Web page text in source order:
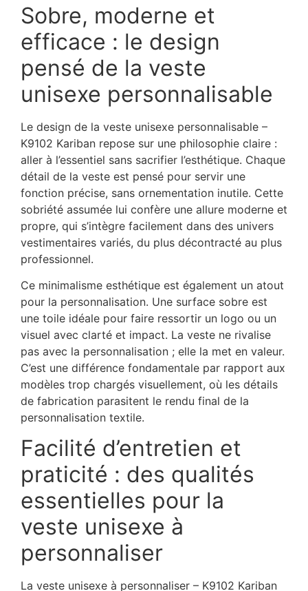
Sobre, moderne et
efficace : le design
pensé de la veste
unisexe personnalisable
Le design de la veste unisexe personnalisable –
K9102 Kariban repose sur une philosophie claire :
aller à l’essentiel sans sacrifier l’esthétique. Chaque
détail de la veste est pensé pour servir une
fonction précise, sans ornementation inutile. Cette
sobriété assumée lui confère une allure moderne et
propre, qui s’intègre facilement dans des univers
vestimentaires variés, du plus décontracté au plus
professionnel.
Ce minimalisme esthétique est également un atout
pour la personnalisation. Une surface sobre est
une toile idéale pour faire ressortir un logo ou un
visuel avec clarté et impact. La veste ne rivalise
pas avec la personnalisation ; elle la met en valeur.
C’est une différence fondamentale par rapport aux
modèles trop chargés visuellement, où les détails
de fabrication parasitent le rendu final de la
personnalisation textile.
Facilité d’entretien et
praticité : des qualités
essentielles pour la
veste unisexe à
personnaliser
La veste unisexe à personnaliser – K9102 Kariban